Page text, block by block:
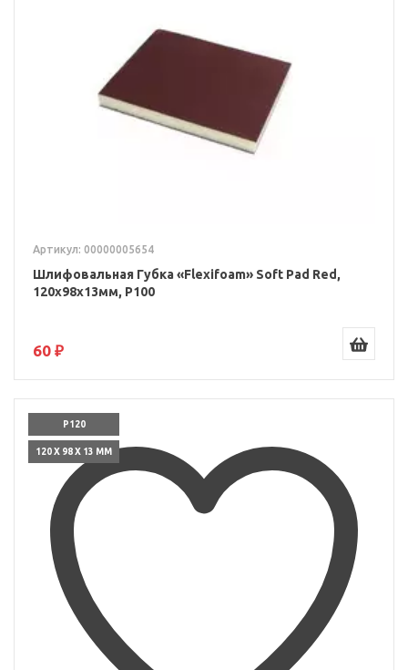
Артикул: 00000005654
Шлифовальная Губка «Flexifoam» Soft Pad Red,
120x98x13мм, P100
60 ₽
P120
120 X 98 X 13 ММ